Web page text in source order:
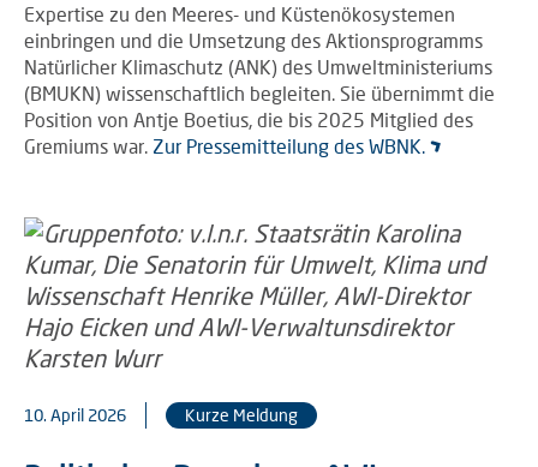
Expertise zu den Meeres- und Küstenökosystemen
einbringen und die Umsetzung des Aktionsprogramms
Natürlicher Klimaschutz (ANK) des Umweltministeriums
(BMUKN) wissenschaftlich begleiten. Sie übernimmt die
Position von Antje Boetius, die bis 2025 Mitglied des
Gremiums war. Zur Pressemitteilung des WBNK.
10. April 2026 Kurze Meldung